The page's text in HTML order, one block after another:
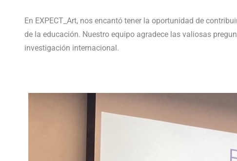
En EXPECT_Art, nos encantó tener la oportunidad de
de la educación. Nuestro equipo agradece las valiosas
investigación internacional.